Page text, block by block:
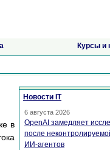
Курсы и
в
Новости IT
6 августа 2026
OpenAI замедляет
после
ИИ-агентов